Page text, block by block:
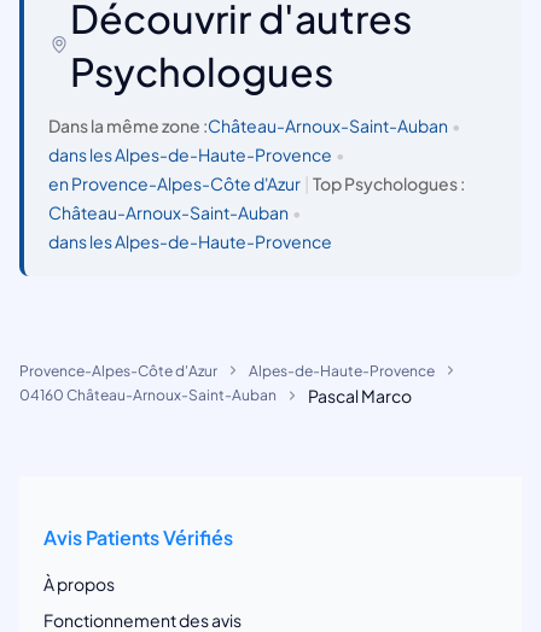
Découvrir d'autres
Psychologues
Dans la même zone :Château-Arnoux-Saint-Auban •
dans les Alpes-de-Haute-Provence •
en Provence-Alpes-Côte d'Azur
Top Psychologues :
Château-Arnoux-Saint-Auban •
dans les Alpes-de-Haute-Provence
Provence-Alpes-Côte d'Azur
Alpes-de-Haute-Provence
04160 Château-Arnoux-Saint-Auban
Pascal Marco
Avis Patients Vérifiés
À propos
Fonctionnement des avis